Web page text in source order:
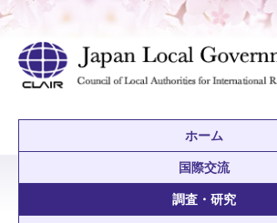
ホーム
国際交流
調査・研究